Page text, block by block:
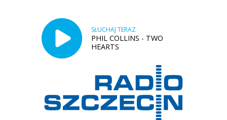
SŁUCHAJ TERAZ
PHIL COLLINS - TWO
HEARTS